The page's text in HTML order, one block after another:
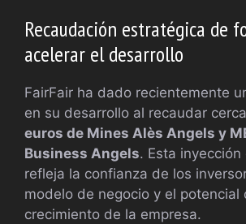
Recaudación estratégica de
acelerar el desarrollo
FairFair ha dado recientemente
en su desarrollo al recaudar
euros de Mines Alès Angels y
Business Angels. Esta
refleja la confianza de los
modelo de negocio y el potencial
crecimiento de la empresa.